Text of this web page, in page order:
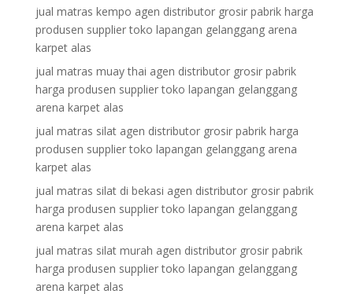
jual matras kempo agen distributor grosir pabrik harga
produsen supplier toko lapangan gelanggang arena
karpet alas
jual matras muay thai agen distributor grosir pabrik
harga produsen supplier toko lapangan gelanggang
arena karpet alas
jual matras silat agen distributor grosir pabrik harga
produsen supplier toko lapangan gelanggang arena
karpet alas
jual matras silat di bekasi agen distributor grosir pabrik
harga produsen supplier toko lapangan gelanggang
arena karpet alas
jual matras silat murah agen distributor grosir pabrik
harga produsen supplier toko lapangan gelanggang
arena karpet alas